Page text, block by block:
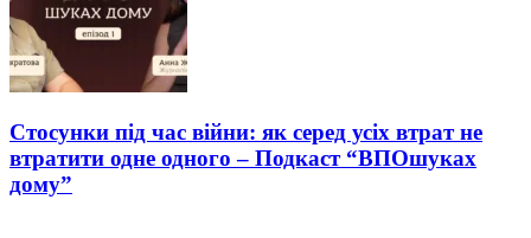
Стосунки під час війни: як серед усіх втрат не
втратити одне одного – Подкаст “ВПОшуках
дому”